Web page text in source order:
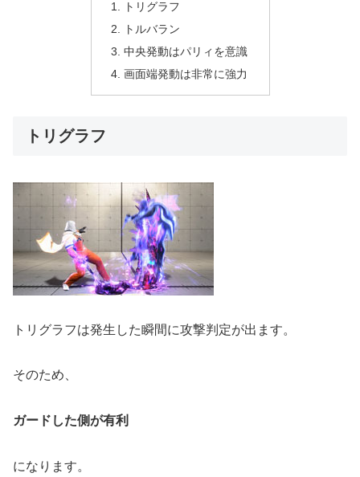
トリグラフ
トルバラン
中央発動はパリィを意識
画面端発動は非常に強力
トリグラフ
トリグラフは発生した瞬間に攻撃判定が出ます。
そのため、
ガードした側が有利
になります。